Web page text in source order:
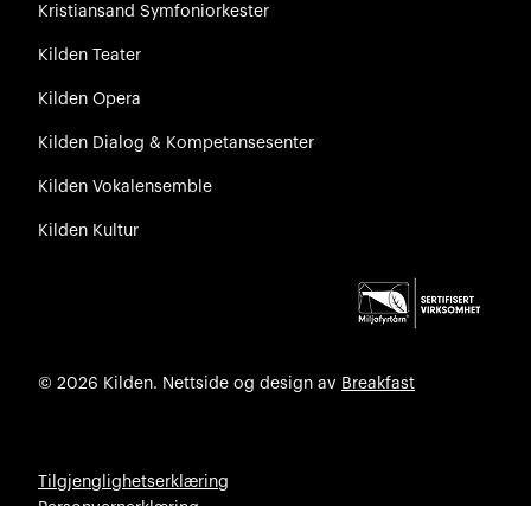
Kristiansand Symfoniorkester
Kilden Teater
Kilden Opera
Kilden Dialog & Kompetansesenter
Kilden Vokalensemble
Kilden Kultur
© 2026 Kilden. Nettside og design av Breakfast
Tilgjenglighetserklæring